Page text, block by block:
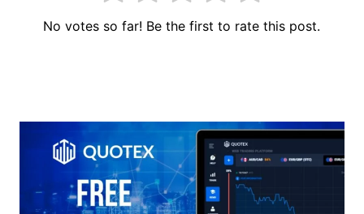
No votes so far! Be the first to rate this post.
ប្រកាស